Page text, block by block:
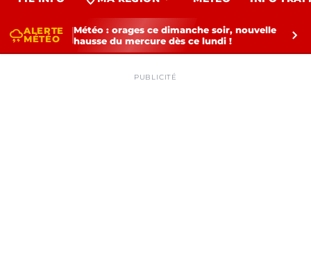
thunderstormALERTE
MÉTÉO
Météo : orages ce dimanche soir, nouvelle
hausse du mercure dès ce lundi !
chevron_right
PUBLICITÉ